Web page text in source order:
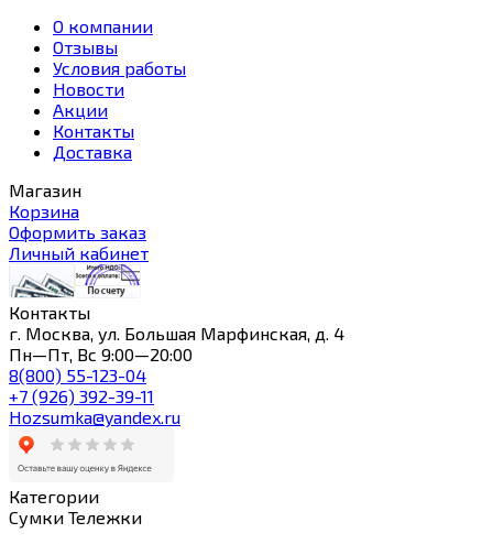
О компании
Отзывы
Условия работы
Новости
Акции
Контакты
Доставка
Магазин
Корзина
Оформить заказ
Личный кабинет
Контакты
г. Москва, ул. Большая Марфинская, д. 4
Пн—Пт, Вс 9:00—20:00
8(800) 55-123-04
+7 (926) 392-39-11
Hozsumka@yandex.ru
Категории
Сумки Тележки